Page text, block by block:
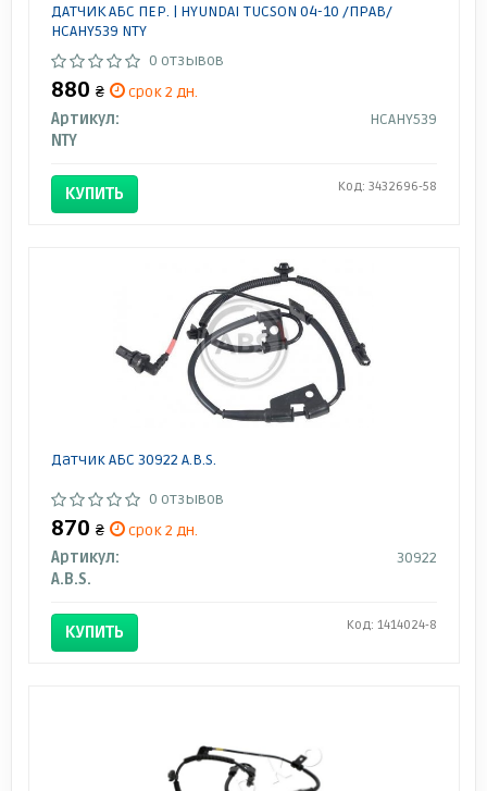
ДАТЧИК АБС ПЕР. | HYUNDAI TUCSON 04-10 /ПРАВ/
HCAHY539 NTY
0 отзывов
880 ₴
срок 2 дн.
Артикул:
HCAHY539
NTY
КУПИТЬ Код: 3432696-58
Датчик АБС 30922 A.B.S.
0 отзывов
870 ₴
срок 2 дн.
Артикул:
30922
A.B.S.
КУПИТЬ Код: 1414024-8